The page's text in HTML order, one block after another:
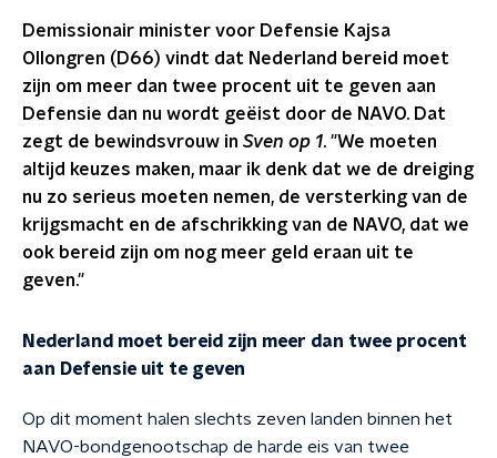
Demissionair minister voor Defensie Kajsa
Ollongren (D66) vindt dat Nederland bereid moet
zijn om meer dan twee procent uit te geven aan
Defensie dan nu wordt geëist door de NAVO. Dat
zegt de bewindsvrouw in Sven op 1. "We moeten
altijd keuzes maken, maar ik denk dat we de dreiging
nu zo serieus moeten nemen, de versterking van de
krijgsmacht en de afschrikking van de NAVO, dat we
ook bereid zijn om nog meer geld eraan uit te
geven."
Nederland moet bereid zijn meer dan twee procent
aan Defensie uit te geven
Op dit moment halen slechts zeven landen binnen het
NAVO-bondgenootschap de harde eis van twee